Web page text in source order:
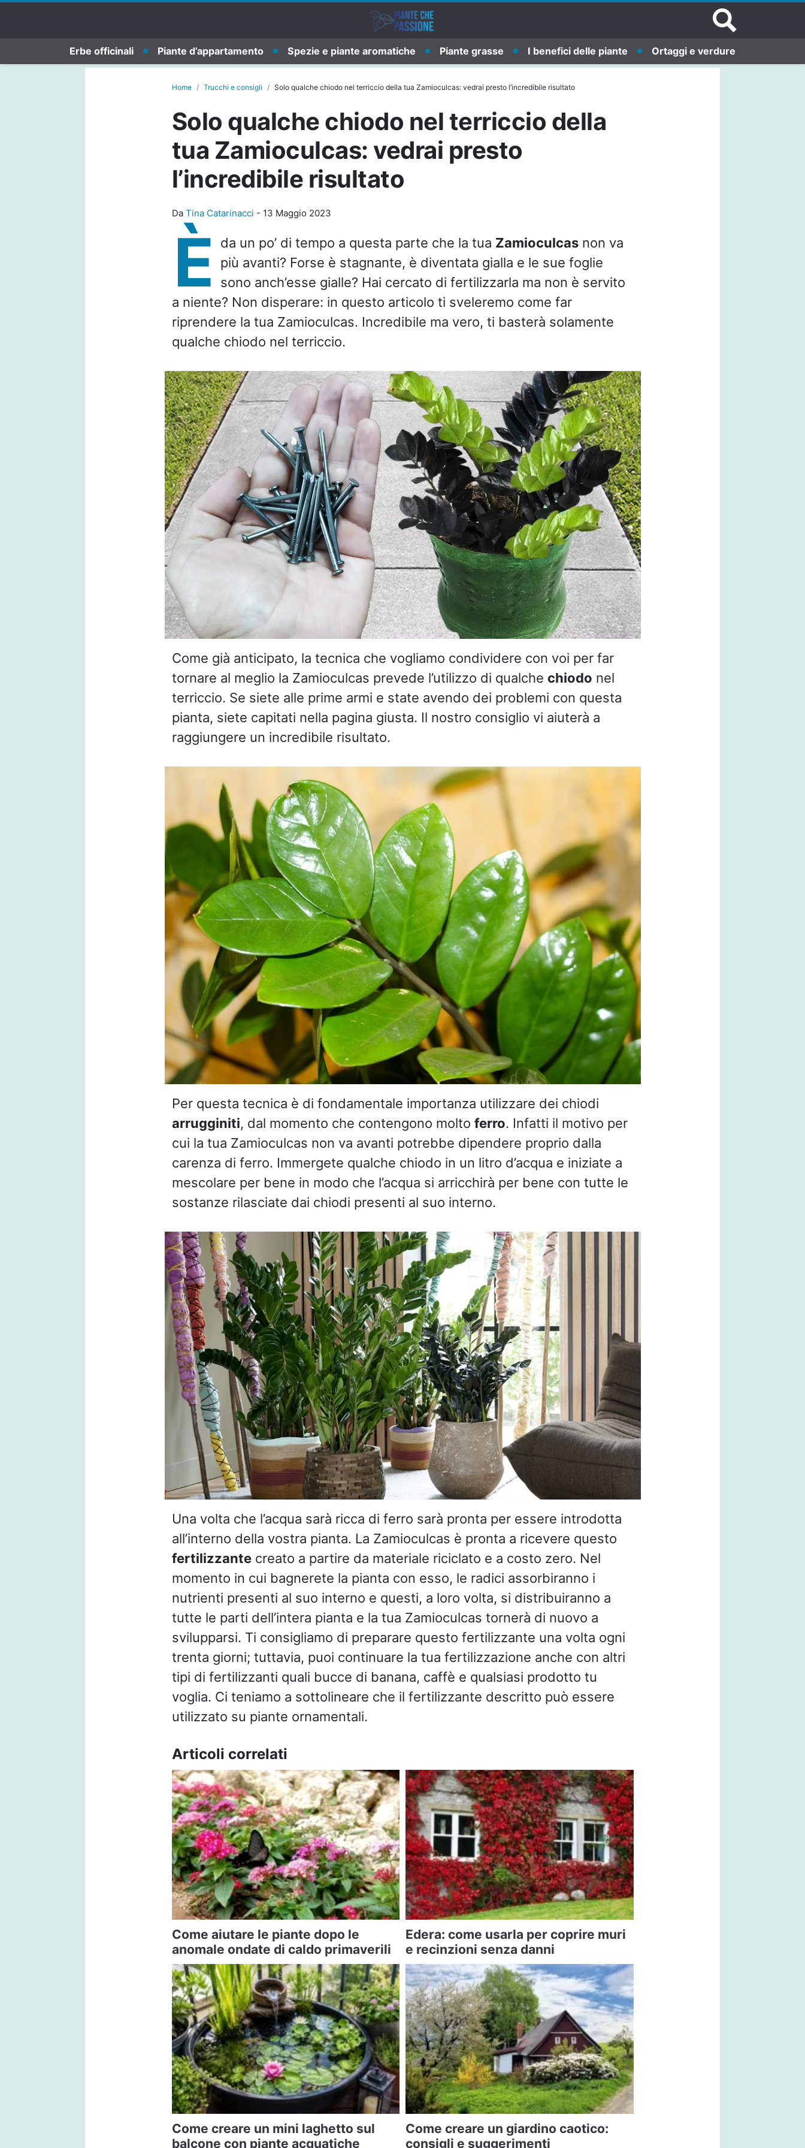
Erbe officinali Piante d’appartamento Spezie e piante aromatiche Piante grasse I benefici delle piante Ortaggi e verdure
Home Trucchi e consigli Solo qualche chiodo nel terriccio della tua Zamioculcas: vedrai presto l’incredibile risultato
Solo qualche chiodo nel terriccio della
tua Zamioculcas: vedrai presto
l’incredibile risultato
Da Tina Catarinacci - 13 Maggio 2023
È da un po’ di tempo a questa parte che la tua Zamioculcasnon va
più avanti? Forse è stagnante, è diventata gialla e le sue foglie
sono anch’esse gialle? Hai cercato di fertilizzarla ma non è servito
a niente? Non disperare: in questo articolo ti sveleremo come far
riprendere la tua Zamioculcas. Incredibile ma vero, ti basterà solamente
qualche chiodo nel terriccio.
Come già anticipato, la tecnica che vogliamo condividere con voi per far
tornare al meglio la Zamioculcas prevede l’utilizzo di qualche chiodo nel
terriccio. Se siete alle prime armi e state avendo dei problemi con questa
pianta, siete capitati nella pagina giusta. Il nostro consiglio vi aiuterà a
raggiungere un incredibile risultato.
Per questa tecnica è di fondamentale importanza utilizzare dei chiodi
arrugginiti, dal momento che contengono molto ferro. Infatti il motivo per
cui la tua Zamioculcas non va avanti potrebbe dipendere proprio dalla
carenza di ferro. Immergete qualche chiodo in un litro d’acqua e iniziate a
mescolare per bene in modo che l’acqua si arricchirà per bene con tutte le
sostanze rilasciate dai chiodi presenti al suo interno.
Una volta che l’acqua sarà ricca di ferro sarà pronta per essere introdotta
all’interno della vostra pianta. La Zamioculcas è pronta a ricevere questo
fertilizzantecreato a partire da materiale riciclato e a costo zero. Nel
momento in cui bagnerete la pianta con esso, le radici assorbiranno i
nutrienti presenti al suo interno e questi, a loro volta, si distribuiranno a
tutte le parti dell’intera pianta e la tua Zamioculcas tornerà di nuovo a
svilupparsi. Ti consigliamo di preparare questo fertilizzante una volta ogni
trenta giorni; tuttavia, puoi continuare la tua fertilizzazione anche con altri
tipi di fertilizzanti quali bucce di banana, caffè e qualsiasi prodotto tu
voglia. Ci teniamo a sottolineare che il fertilizzante descritto può essere
utilizzato su piante ornamentali.
Articoli correlati
Come aiutare le piante dopo le
anomale ondate di caldo primaverili
Edera: come usarla per coprire muri
e recinzioni senza danni
Come creare un mini laghetto sul
balcone con piante acquatiche
Come creare un giardino caotico:
consigli e suggerimenti